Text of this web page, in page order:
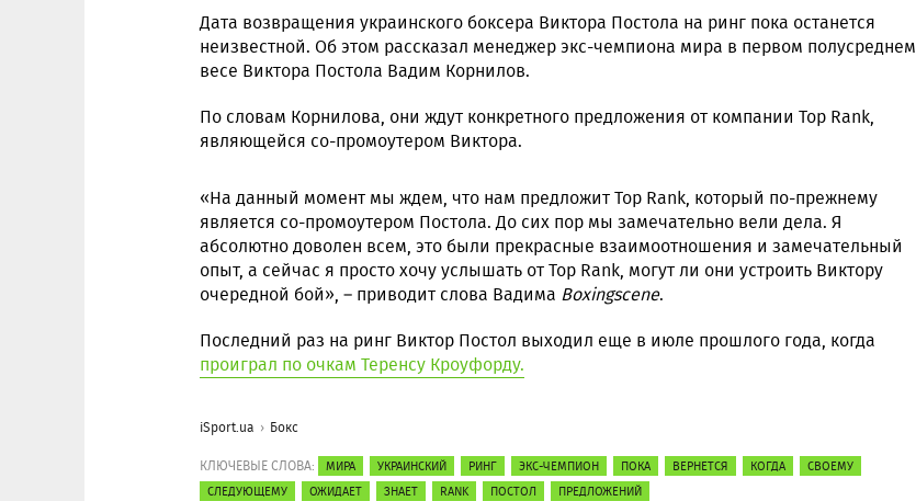
Дата возвращения украинского боксера Виктора Постола на ринг пока останется
неизвестной. Об этом рассказал менеджер экс-чемпиона мира в первом полусреднем
весе Виктора Постола Вадим Корнилов.
По словам Корнилова, они ждут конкретного предложения от компании Top Rank,
являющейся со-промоутером Виктора.
«На данный момент мы ждем, что нам предложит Top Rank, который по-прежнему
является со-промоутером Постола. До сих пор мы замечательно вели дела. Я
абсолютно доволен всем, это были прекрасные взаимоотношения и замечательный
опыт, а сейчас я просто хочу услышать от Top Rank, могут ли они устроить Виктору
очередной бой», – приводит слова Вадима Boxingscene.
Последний раз на ринг Виктор Постол выходил еще в июле прошлого года, когда
проиграл по очкам Теренсу Кроуфорду.
iSport.ua Бокс
КЛЮЧЕВЫЕ СЛОВА: МИРА УКРАИНСКИЙ РИНГ ЭКС-ЧЕМПИОН ПОКА ВЕРНЕТСЯ КОГДА
СВОЕМУ
СЛЕДУЮЩЕМУ
ОЖИДАЕТ ЗНАЕТ RANK ПОСТОЛ ПРЕДЛОЖЕНИЙ